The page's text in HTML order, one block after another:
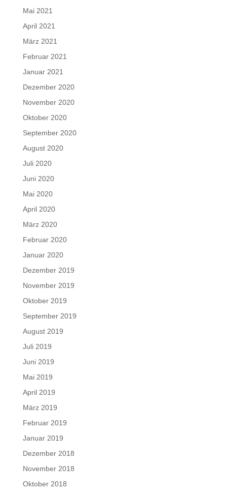
Mai 2021
April 2021
März 2021
Februar 2021
Januar 2021
Dezember 2020
November 2020
Oktober 2020
September 2020
August 2020
Juli 2020
Juni 2020
Mai 2020
April 2020
März 2020
Februar 2020
Januar 2020
Dezember 2019
November 2019
Oktober 2019
September 2019
August 2019
Juli 2019
Juni 2019
Mai 2019
April 2019
März 2019
Februar 2019
Januar 2019
Dezember 2018
November 2018
Oktober 2018